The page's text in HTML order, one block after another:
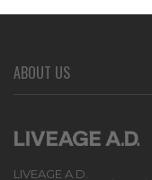
ABOUT US
LIVEAGE A.D.